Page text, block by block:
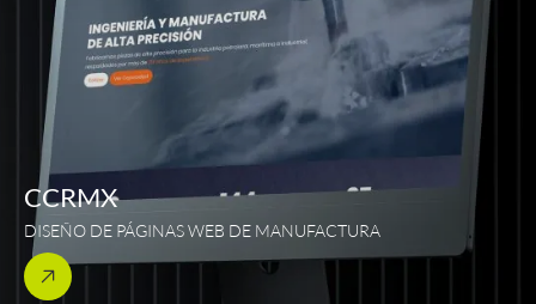
CCRMX
DISEÑO DE PÁGINAS WEB DE MANUFACTURA